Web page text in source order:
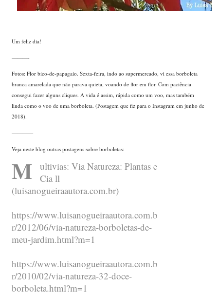
Um feliz dia!
———-
Fotos: Flor bico-de-papagaio. Sexta-feira, indo ao supermercado, vi essa borboleta
branca amarelada que não parava quieta, voando de flor em flor. Com paciência
consegui fazer alguns cliques. A vida é assim, rápida como um voo, mas também
linda como o voo de uma borboleta. (Postagem que fiz para o Instagram em junho de
2018).
————
Veja neste blog outras postagens sobre borboletas:
M
ultivias: Via Natureza: Plantas e
Cia ll
(luisanogueiraautora.com.br)
https://www.luisanogueiraautora.com.b
r/2012/06/via-natureza-borboletas-de-
meu-jardim.html?m=1
https://www.luisanogueiraautora.com.b
r/2010/02/via-natureza-32-doce-
borboleta.html?m=1